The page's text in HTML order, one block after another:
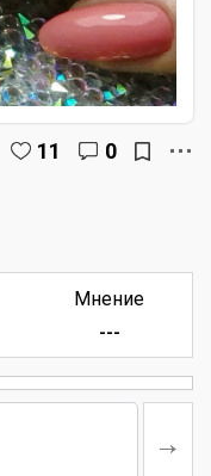
11 0
Мнение
---